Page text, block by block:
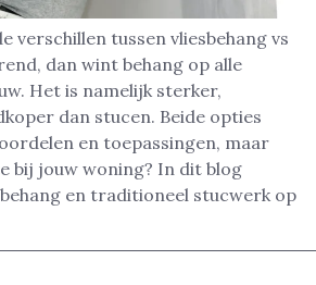
verschillen tussen vliesbehang vs
dan wint behang op alle
Het is namelijk sterker,
dan stucen. Beide opties
en toepassingen, maar
bij jouw woning? In dit blog
en traditioneel stucwerk op